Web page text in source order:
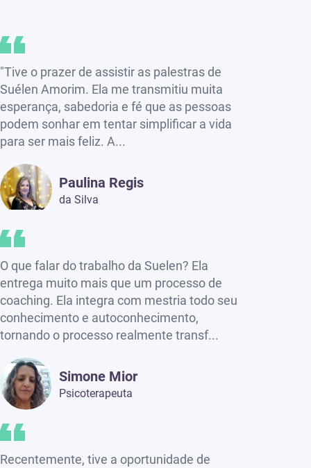
"Tive o prazer de assistir as palestras de
Suélen Amorim. Ela me transmitiu muita
esperança, sabedoria e fé que as pessoas
podem sonhar em tentar simplificar a vida
para ser mais feliz. A...
Paulina Regis
da Silva
O que falar do trabalho da Suelen? Ela
entrega muito mais que um processo de
coaching. Ela integra com mestria todo seu
conhecimento e autoconhecimento,
tornando o processo realmente transf...
Simone Mior
Psicoterapeuta
Recentemente, tive a oportunidade de